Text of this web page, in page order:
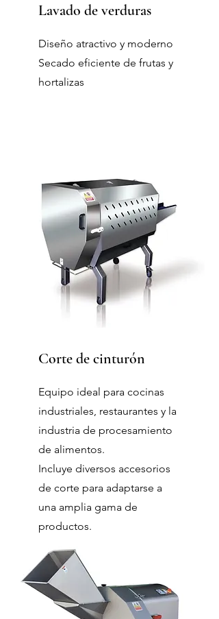
Lavado de verduras
Diseño atractivo y moderno
Secado eficiente de frutas y
hortalizas
Corte de cinturón
Equipo ideal para cocinas
industriales, restaurantes y la
industria de procesamiento
de alimentos.
Incluye diversos accesorios
de corte para adaptarse a
una amplia gama de
productos.